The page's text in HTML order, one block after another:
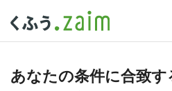
あなたの条件に合致す